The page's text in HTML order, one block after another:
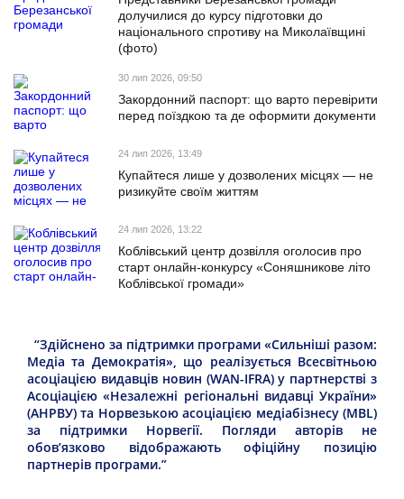
долучилися до курсу підготовки до
національного спротиву на Миколаївщині
(фото)
30 лип 2026, 09:50
Закордонний паспорт: що варто перевірити
перед поїздкою та де оформити документи
24 лип 2026, 13:49
Купайтеся лише у дозволених місцях — не
ризикуйте своїм життям
24 лип 2026, 13:22
Коблівський центр дозвілля оголосив про
старт онлайн-конкурсу «Соняшникове літо
Коблівської громади»
“Здійснено за підтримки програми «Сильніші разом:
Медіа та Демократія», що реалізується Всесвітньою
асоціацією видавців новин (WAN-IFRA) у партнерстві з
Асоціацією «Незалежні регіональні видавці України»
(АНРВУ) та Норвезькою асоціацією медіабізнесу (MBL)
за підтримки Норвегії. Погляди авторів не
обов’язково відображають офіційну позицію
партнерів програми.”